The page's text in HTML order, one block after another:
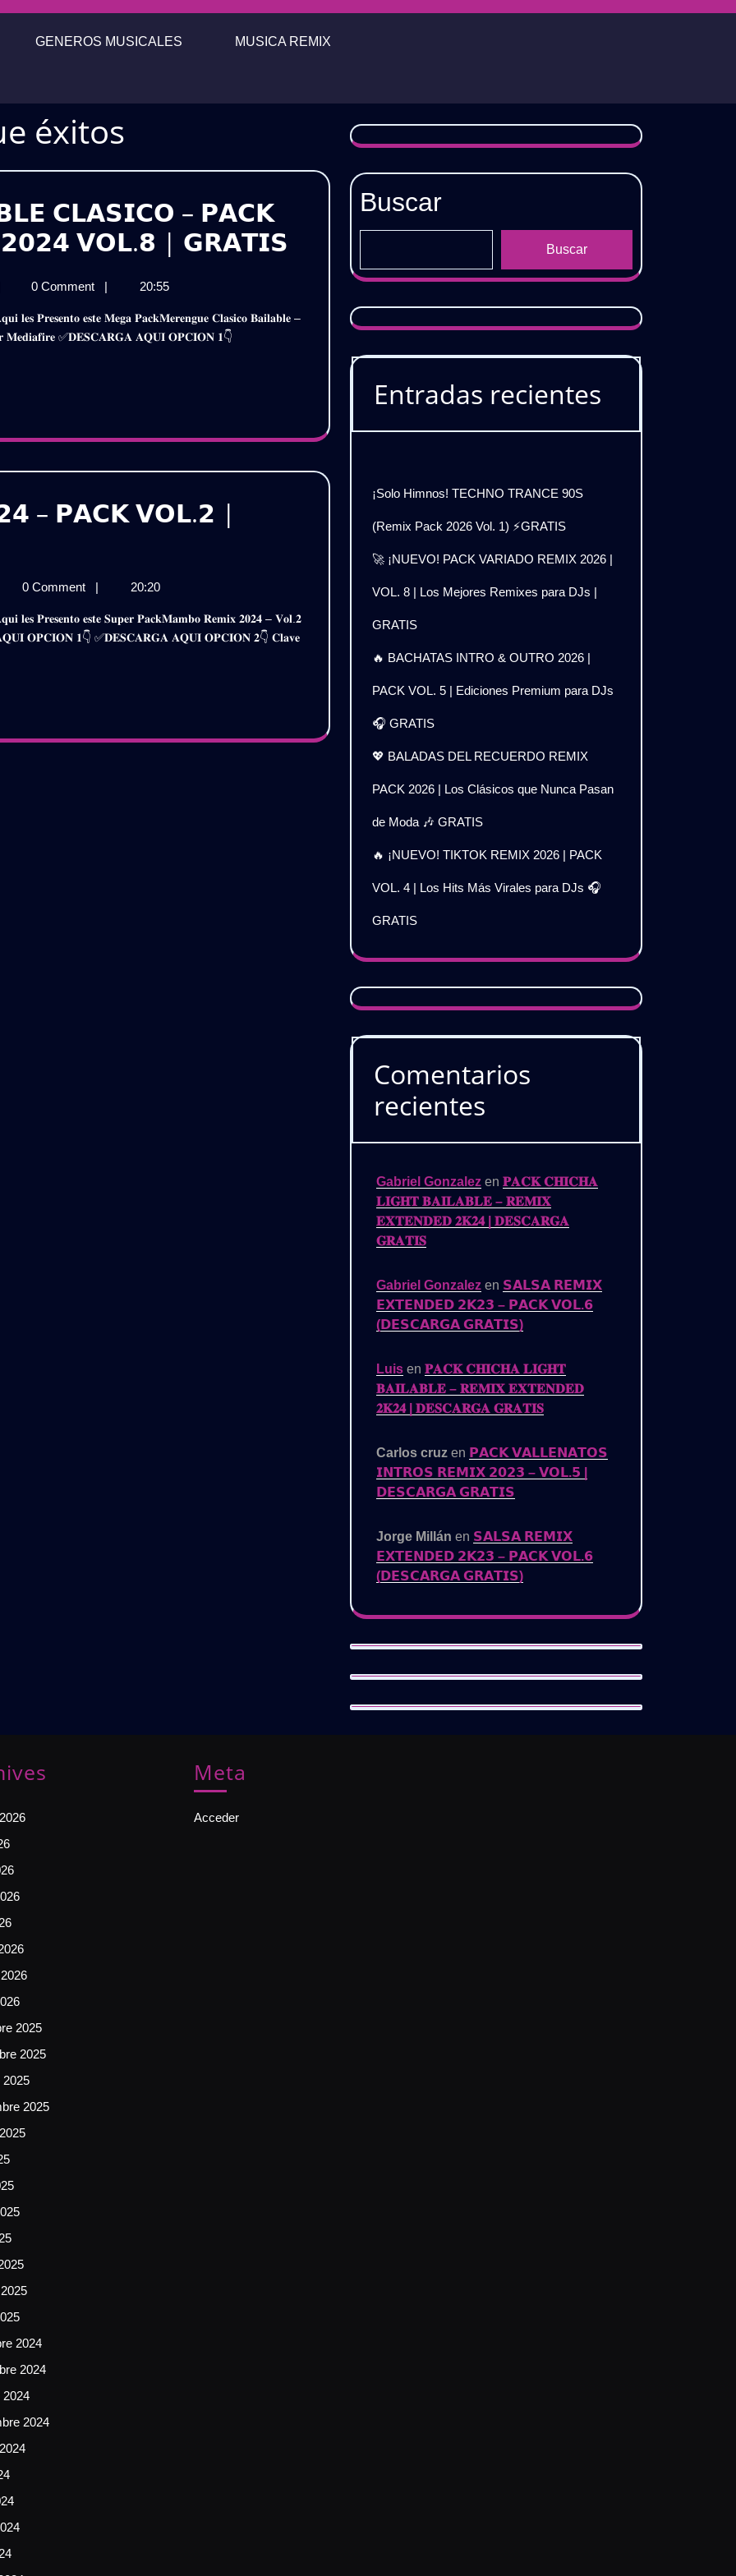
GENEROS MUSICALES MUSICA REMIX
éxitos
𝗖𝗟𝗔𝗦𝗜𝗖𝗢 – 𝗣𝗔𝗖𝗞
𝗩𝗢𝗟.𝟴 | 𝗚𝗥𝗔𝗧𝗜𝗦 𝗠𝗘𝗥𝗘𝗡𝗚𝗨𝗘
𝗕𝗔𝗜𝗟𝗔𝗕𝗟𝗘
𝗖𝗟𝗔𝗦𝗜𝗖𝗢
–
𝗣𝗔𝗖𝗞
𝗥𝗘𝗠𝗜𝗫
𝗘𝗫𝗧𝗘𝗡𝗗𝗘𝗗
𝟮𝟬𝟮𝟰
𝗩𝗢𝗟.𝟴
𝗚𝗥𝗔𝗧𝗜𝗦
0 Comment | 20:55
𝐌𝐞𝐝𝐢𝐚𝐟𝐢𝐫𝐞 ✅𝐃𝐄𝐒𝐂𝐀𝐑𝐆𝐀 𝐀𝐐𝐔𝐈 𝐎𝐏𝐂𝐈𝐎𝐍 𝟏👇
– 𝗣𝗔𝗖𝗞 𝗩𝗢𝗟.𝟮 |
0 Comment | 20:20
𝐀𝐐𝐔𝐈 𝐎𝐏𝐂𝐈𝐎𝐍 𝟏👇 ✅𝐃𝐄𝐒𝐂𝐀𝐑𝐆𝐀 𝐀𝐐𝐔𝐈 𝐎𝐏𝐂𝐈𝐎𝐍 𝟐👇 𝐂𝐥𝐚𝐯𝐞
Buscar
Buscar
Entradas recientes
¡Solo Himnos! TECHNO TRANCE 90S
(Remix Pack 2026 Vol. 1) ⚡GRATIS
🚀 ¡NUEVO! PACK VARIADO REMIX 2026 |
VOL. 8 | Los Mejores Remixes para DJs |
GRATIS
🔥 BACHATAS INTRO & OUTRO 2026 |
PACK VOL. 5 | Ediciones Premium para DJs
🎧 GRATIS
💖 BALADAS DEL RECUERDO REMIX
PACK 2026 | Los Clásicos que Nunca Pasan
de Moda 🎶 GRATIS
🔥 ¡NUEVO! TIKTOK REMIX 2026 | PACK
VOL. 4 | Los Hits Más Virales para DJs 🎧
GRATIS
Comentarios
recientes
Gabriel Gonzalez en 𝐏𝐀𝐂𝐊 𝐂𝐇𝐈𝐂𝐇𝐀
𝐋𝐈𝐆𝐇𝐓 𝐁𝐀𝐈𝐋𝐀𝐁𝐋𝐄 – 𝐑𝐄𝐌𝐈𝐗
𝐄𝐗𝐓𝐄𝐍𝐃𝐄𝐃 𝟐𝐊𝟐𝟒 | 𝐃𝐄𝐒𝐂𝐀𝐑𝐆𝐀
𝐆𝐑𝐀𝐓𝐈𝐒
Gabriel Gonzalez en 𝗦𝗔𝗟𝗦𝗔 𝗥𝗘𝗠𝗜𝗫
𝗘𝗫𝗧𝗘𝗡𝗗𝗘𝗗 𝟮𝗞𝟮𝟯 – 𝗣𝗔𝗖𝗞 𝗩𝗢𝗟.𝟲
(𝗗𝗘𝗦𝗖𝗔𝗥𝗚𝗔 𝗚𝗥𝗔𝗧𝗜𝗦)
Luis en 𝐏𝐀𝐂𝐊 𝐂𝐇𝐈𝐂𝐇𝐀 𝐋𝐈𝐆𝐇𝐓
𝐁𝐀𝐈𝐋𝐀𝐁𝐋𝐄 – 𝐑𝐄𝐌𝐈𝐗 𝐄𝐗𝐓𝐄𝐍𝐃𝐄𝐃
𝟐𝐊𝟐𝟒 | 𝐃𝐄𝐒𝐂𝐀𝐑𝐆𝐀 𝐆𝐑𝐀𝐓𝐈𝐒
Carlos cruz en 𝗣𝗔𝗖𝗞 𝗩𝗔𝗟𝗟𝗘𝗡𝗔𝗧𝗢𝗦
𝗜𝗡𝗧𝗥𝗢𝗦 𝗥𝗘𝗠𝗜𝗫 𝟮𝟬𝟮𝟯 – 𝗩𝗢𝗟.𝟱 |
𝗗𝗘𝗦𝗖𝗔𝗥𝗚𝗔 𝗚𝗥𝗔𝗧𝗜𝗦
Jorge Millán en 𝗦𝗔𝗟𝗦𝗔 𝗥𝗘𝗠𝗜𝗫
𝗘𝗫𝗧𝗘𝗡𝗗𝗘𝗗 𝟮𝗞𝟮𝟯 – 𝗣𝗔𝗖𝗞 𝗩𝗢𝗟.𝟲
(𝗗𝗘𝗦𝗖𝗔𝗥𝗚𝗔 𝗚𝗥𝗔𝗧𝗜𝗦)
2025
2025
2025
2025
2024
2024
2024
2024
Meta
Acceder